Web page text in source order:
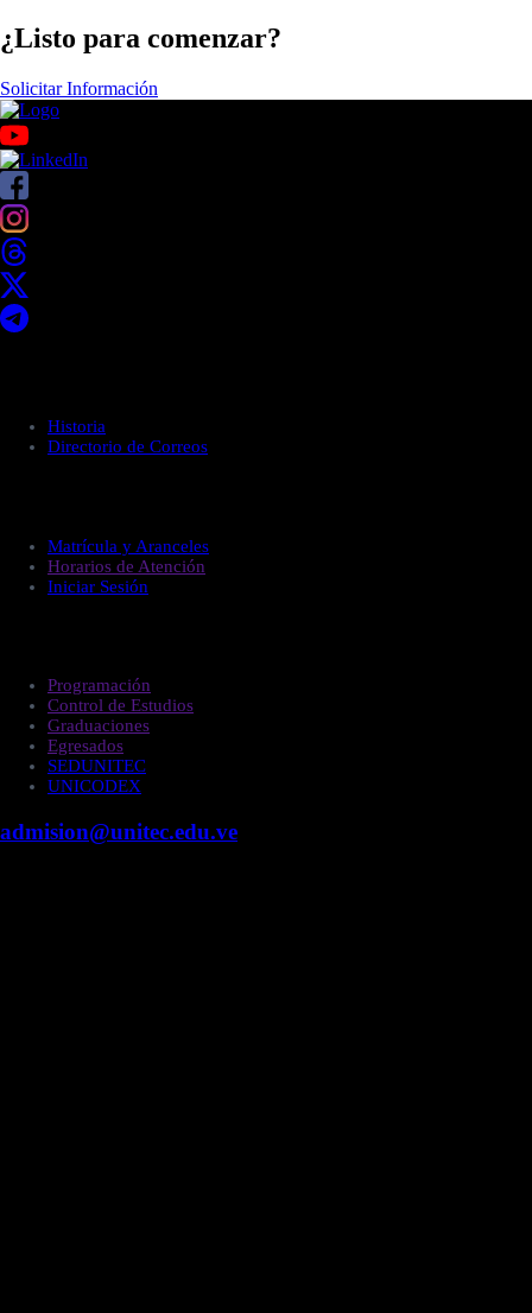
¿Listo para comenzar?
Solicitar Información
Historia
Directorio de Correos
Matrícula y Aranceles
Horarios de Atención
Iniciar Sesión
Programación
Control de Estudios
Graduaciones
Egresados
SEDUNITEC
UNICODEX
admision@unitec.edu.ve